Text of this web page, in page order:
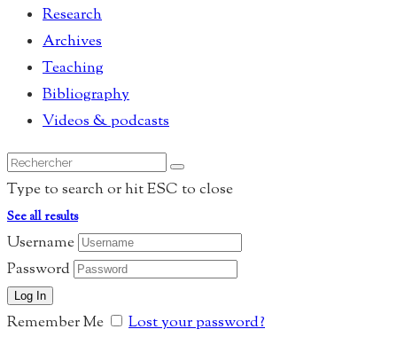
Research
Archives
Teaching
Bibliography
Videos & podcasts
Type to search or hit ESC to close
See all results
Username
Password
Remember Me Lost your password?